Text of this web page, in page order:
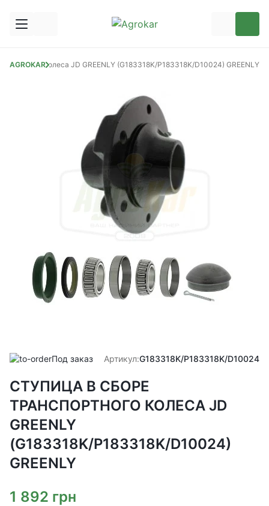
AGROKARколеса JD GREENLY (G183318K/P183318K/D10024) GREENLY
Под заказ Артикул:G183318K/P183318K/D10024
СТУПИЦА В СБОРЕ
ТРАНСПОРТНОГО КОЛЕСА JD
GREENLY
(G183318K/P183318K/D10024)
GREENLY
1 892 грн